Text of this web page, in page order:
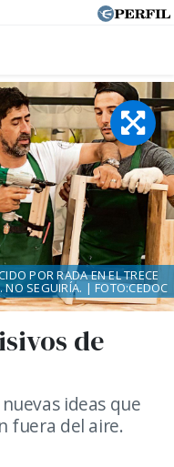
de
ideas que
fuera del aire.
POR RADA EN EL TRECE
SEGUIRÍA. | FOTO:CEDOC